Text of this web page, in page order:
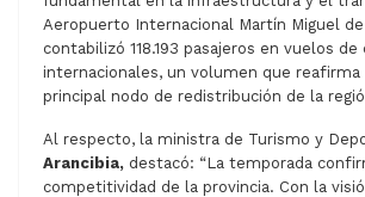
Aeropuerto Internacional Martín Miguel
contabilizó 118.193 pasajeros en vuelos de
internacionales, un volumen que reafirma
principal nodo de redistribución de la
Al respecto, la ministra de Turismo y
Arancibia, destacó: “La temporada
competitividad de la provincia. Con la